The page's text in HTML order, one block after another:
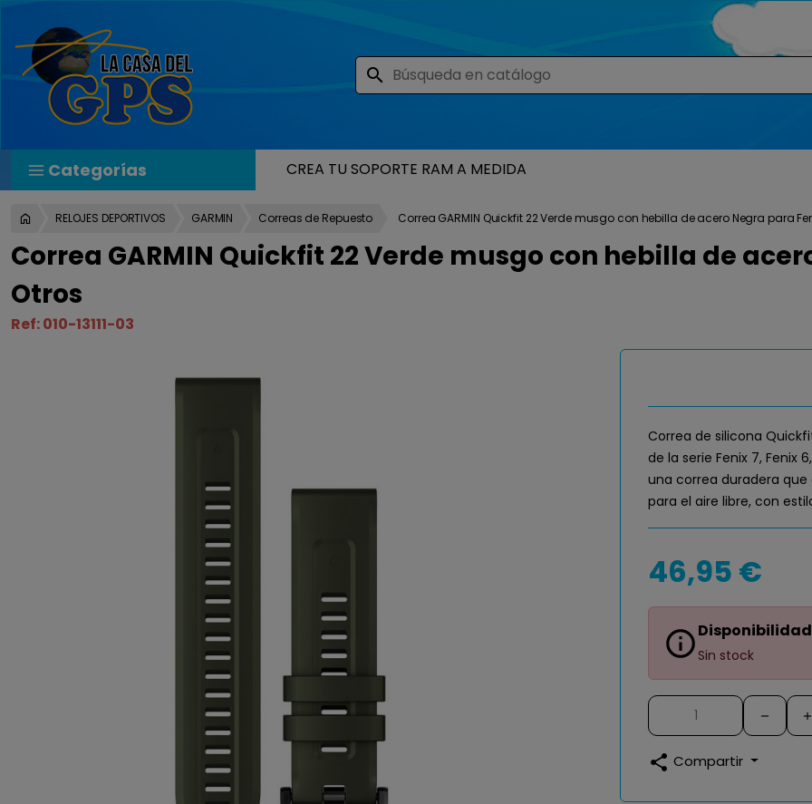
search
Categorías CREA TU SOPORTE RAM A MEDIDA
RELOJES DEPORTIVOS GARMIN Correas de Repuesto Correa GARMIN Quickfit 22 Verde musgo con hebilla de acero Negra para
Correa GARMIN Quickfit 22 Verde musgo con hebilla de
Otros
Ref:010-13111-03
Correa de silicona
de la serie Fenix 7, Fenix
una correa duradera
para el aire libre, con
46,95 €
info_outlineDisponibilidad
Sin stock
share Compartir